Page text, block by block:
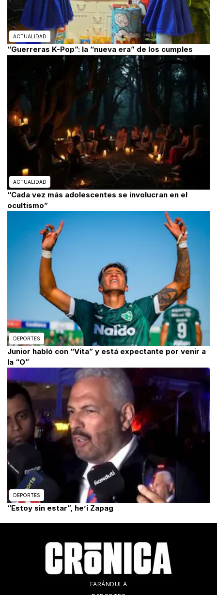
ACTUALIDAD
“Guerreras K-Pop”: la “nueva era” de los cumples
ACTUALIDAD
“Cada vez más adolescentes se involucran en el
ocultismo”
DEPORTES
Junior habló con “Vita” y está expectante por venir a
la “O”
DEPORTES
“Estoy sin estar”, he’i Zapag
FARÁNDULA